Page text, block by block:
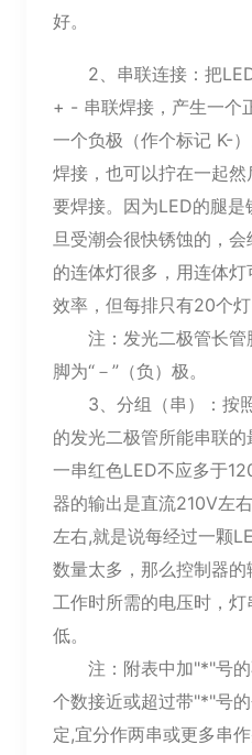
好。
2、串联连接：把LED
+ - 串联焊接，产生一个
一个负极（作个标记 K-
焊接，也可以拧在一起
要焊接。因为LED的腿
旦受潮会很快锈蚀的，会
的连体灯很多，用连体
效率，但每排只有20个灯
注：发光二极管长管
脚为“－”（负）极。
3、分组（串）：按
的发光二极管所能串联
一串红色LED不应多于
器的输出是直流210V左
左右,就是说每经过一颗
数量太多，那么控制器
工作时所需的电压时，
低。
注：附表中加"*"号的
个数接近或超过带"*"号
定,宜分作两串或更多串作